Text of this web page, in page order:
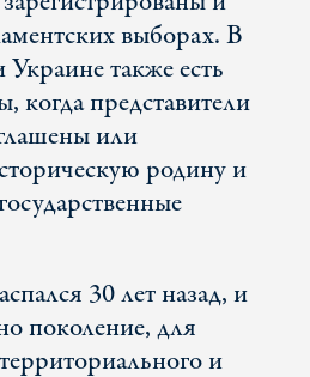
выборах. В
также есть
когда представители
или
родину и
30 лет назад, и
поколение, для
и